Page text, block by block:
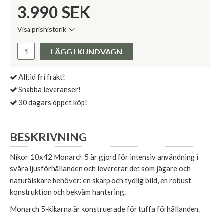
3.990 SEK
Visa prishistorik
Pris:
LÄGG I KUNDVAGN
Alltid fri frakt!
Snabba leveranser!
30 dagars öppet köp!
BESKRIVNING
Nikon 10x42 Monarch 5 är gjord för intensiv användning i
svåra ljusförhållanden och levererar det som jägare och
naturälskare behöver: en skarp och tydlig bild, en robust
konstruktion och bekväm hantering.
Monarch 5-kikarna är konstruerade för tuffa förhållanden.